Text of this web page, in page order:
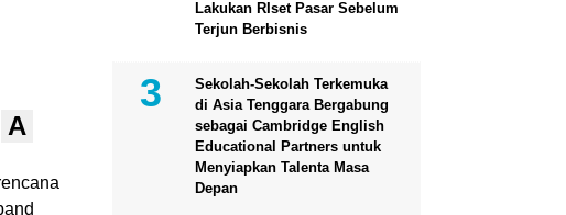
A
Lakukan RIset Pasar Sebelum
Terjun Berbisnis
Sekolah-Sekolah Terkemuka
di Asia Tenggara Bergabung
sebagai Cambridge English
Educational Partners untuk
Menyiapkan Talenta Masa
Depan